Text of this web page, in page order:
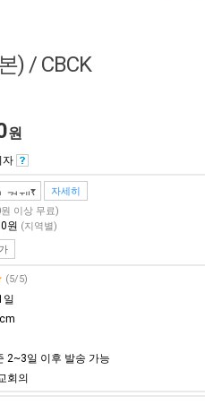
) / CBCK
원
자
자세히
이상 무료)
원 (지역별)
(5/5)
2~3일 이후 발송 가능
회의